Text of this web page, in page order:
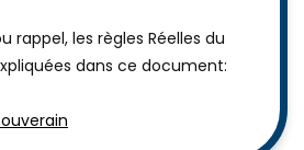
rappel, les règles Réelles du
dans ce document: